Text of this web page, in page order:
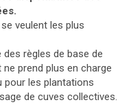
veulent les plus
règles de base de
ne prend plus en charge
pour les plantations
de cuves collectives.